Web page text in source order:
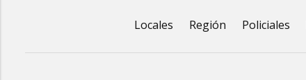
Locales Región Policiales